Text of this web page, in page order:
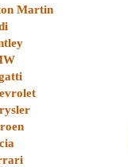
Martin